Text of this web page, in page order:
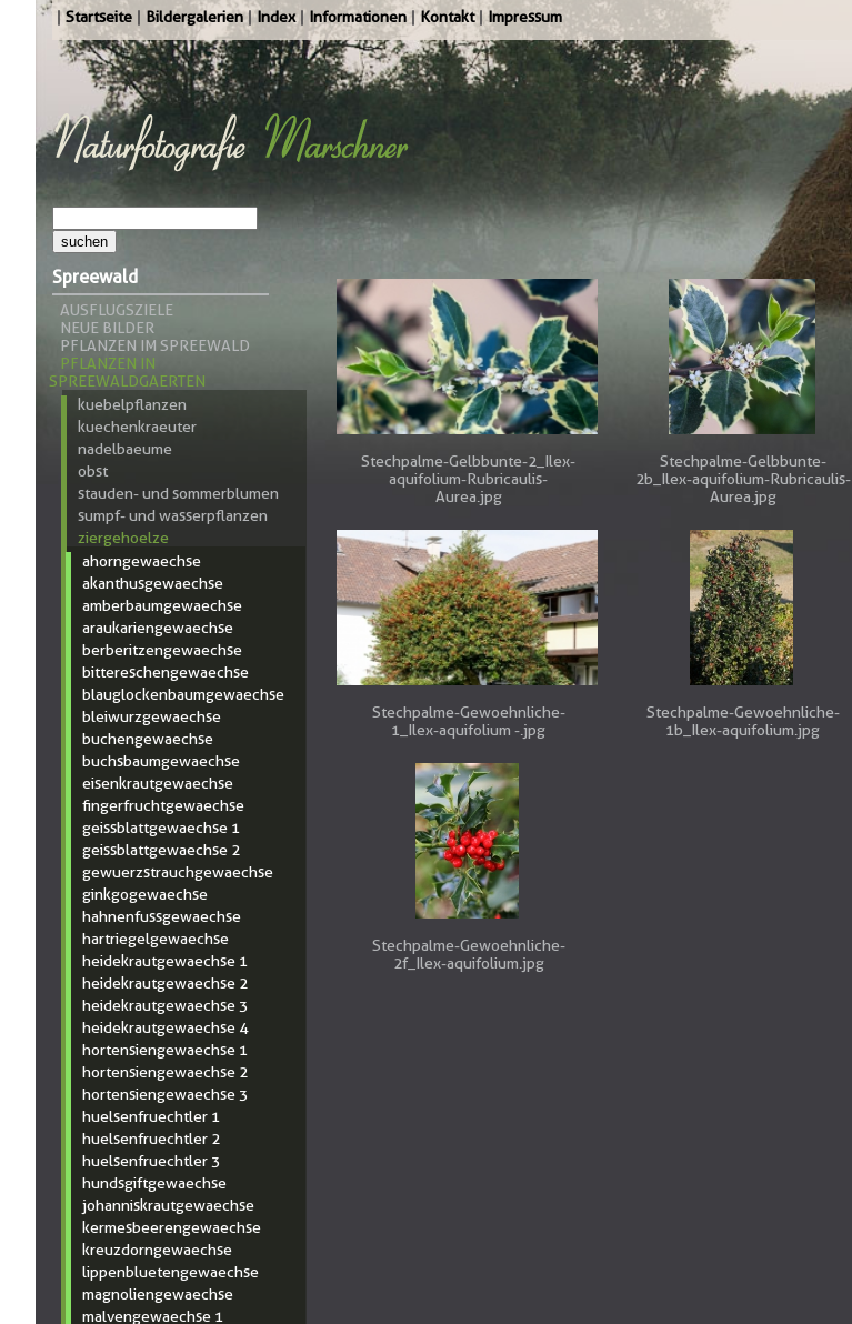
Startseite Bildergalerien Index Informationen Kontakt Impressum
Spreewald
AUSFLUGSZIELE
NEUE BILDER
PFLANZEN IM SPREEWALD
PFLANZEN IN
SPREEWALDGAERTEN
kuebelpflanzen
kuechenkraeuter
nadelbaeume
obst
stauden- und sommerblumen
sumpf- und wasserpflanzen
ziergehoelze
ahorngewaechse
akanthusgewaechse
amberbaumgewaechse
araukariengewaechse
berberitzengewaechse
bittereschengewaechse
blauglockenbaumgewaechse
bleiwurzgewaechse
buchengewaechse
buchsbaumgewaechse
eisenkrautgewaechse
fingerfruchtgewaechse
geissblattgewaechse 1
geissblattgewaechse 2
gewuerzstrauchgewaechse
ginkgogewaechse
hahnenfussgewaechse
hartriegelgewaechse
heidekrautgewaechse 1
heidekrautgewaechse 2
heidekrautgewaechse 3
heidekrautgewaechse 4
hortensiengewaechse 1
hortensiengewaechse 2
hortensiengewaechse 3
huelsenfruechtler 1
huelsenfruechtler 2
huelsenfruechtler 3
hundsgiftgewaechse
johanniskrautgewaechse
kermesbeerengewaechse
kreuzdorngewaechse
lippenbluetengewaechse
magnoliengewaechse
malvengewaechse 1
Stechpalme-Gelbbunte-2_Ilex-
aquifolium-Rubricaulis-
Aurea.jpg
Stechpalme-Gelbbunte-
2b_Ilex-aquifolium-Rubricaulis-
Aurea.jpg
Stechpalme-Gewoehnliche-
1_Ilex-aquifolium -.jpg
Stechpalme-Gewoehnliche-
1b_Ilex-aquifolium.jpg
Stechpalme-Gewoehnliche-
2f_Ilex-aquifolium.jpg